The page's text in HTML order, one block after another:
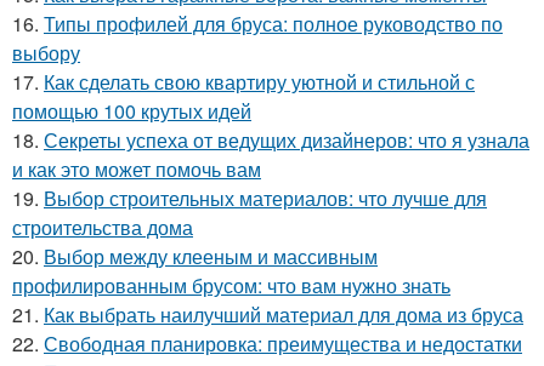
16. Типы профилей для бруса: полное руководство по
выбору
17. Как сделать свою квартиру уютной и стильной с
помощью 100 крутых идей
18. Секреты успеха от ведущих дизайнеров: что я узнала
и как это может помочь вам
19. Выбор строительных материалов: что лучше для
строительства дома
20. Выбор между клееным и массивным
профилированным брусом: что вам нужно знать
21. Как выбрать наилучший материал для дома из бруса
22. Свободная планировка: преимущества и недостатки